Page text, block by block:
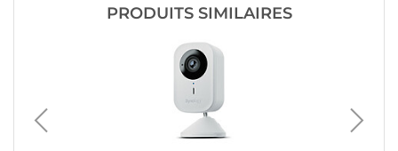
PRODUITS SIMILAIRES